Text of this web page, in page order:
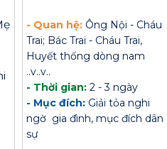
- Quan hệ:Ông Nội - Cháu
Trai; Bác Trai - Cháu Trai,
Huyết thống dòng nam
..v..v..
- Thời gian:2 - 3 ngày
- Mục đích:Giải tỏa nghi
ngờ gia đình, mục đích dân
sự